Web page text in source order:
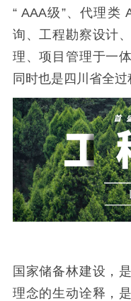
“ AAA级”、代理
询、工程勘察设计
理、项目管理于一
同时也是四川省全过
国家储备林建设，
理念的生动诠释，